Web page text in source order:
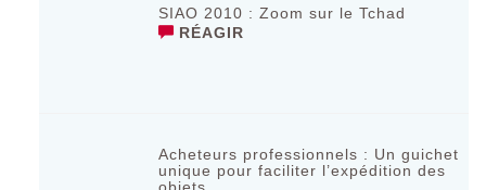
SIAO 2010 : Zoom sur le Tchad
RÉAGIR
Acheteurs professionnels : Un guichet
unique pour faciliter l’expédition des